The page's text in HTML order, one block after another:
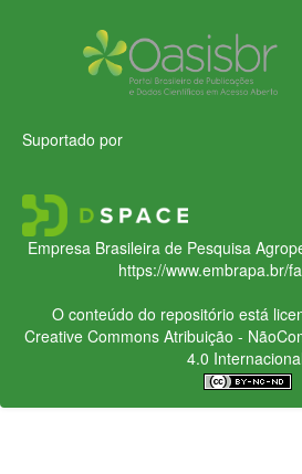
Suportado por
Empresa Brasileira de Pesquisa
https://www.embrapa.br/
O conteúdo do repositório está
Creative CommonsAtribuição -
4.0